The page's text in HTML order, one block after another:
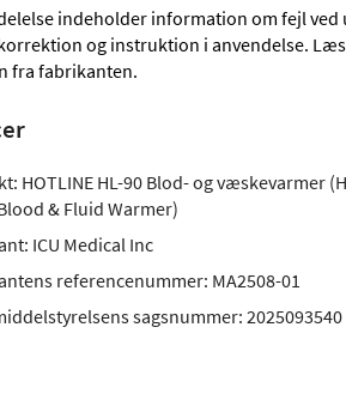
indeholder information om fejl ved
og instruktion i anvendelse.
fra fabrikanten.
HOTLINE HL-90 Blod- og væskevarmer
& Fluid Warmer)
ICU Medical Inc
referencenummer: MA2508-01
sagsnummer:2025093540